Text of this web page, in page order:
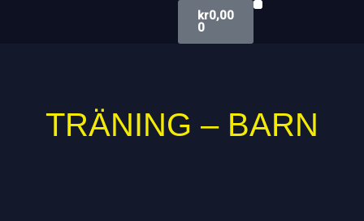
kr0,00
0
TRÄNING – BARN